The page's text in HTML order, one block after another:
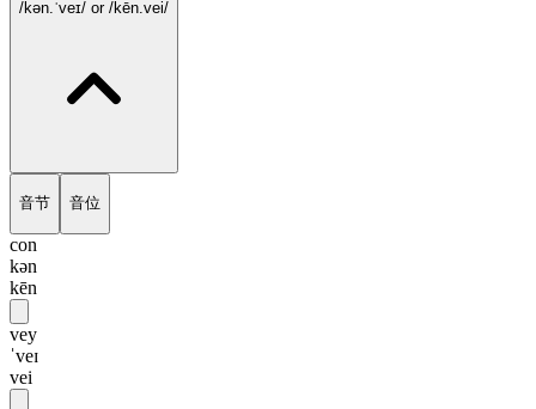
/kən.ˈveɪ/ or /kēn.vei/
音节 音位
con
kən
kēn
vey
ˈveɪ
vei